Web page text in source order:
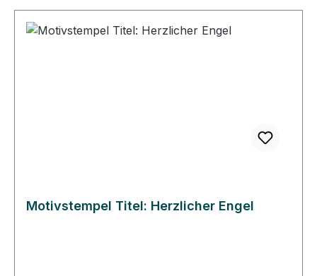
Buchenholzklötzchen, das das Motiv in original
Größe zeigt. Bei der Stempelmontage wird das
sind für Papier und für den Stoffdruck geeignet.
Motivstempel Titel: Herzlicher Engel